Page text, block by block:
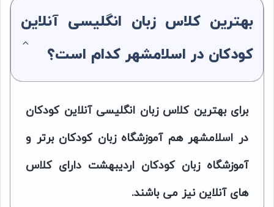
بهترین کلاس زبان انگلیسی آنلاین
کودکان در اسلامشهر کدام است؟
برای بهترین کلاس زبان انگلیسی آنلاین کودکان
در اسلامشهر هم آموزشگاه زبان کودکان برتر و
آموزشگاه زبان کودکان اردیبهشت دارای کلاس
های آنلاین نیز می باشند.